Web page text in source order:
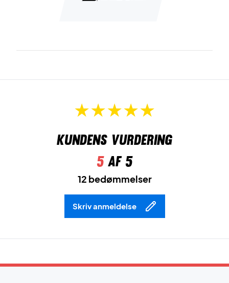
mulighed for god fodarbejde, samt du får god holdbarhed
Du får her en suveræn padelsko, som giver dig en masse
Kundens vurdering
5af 5
12 bedømmelser
Skriv anmeldelse